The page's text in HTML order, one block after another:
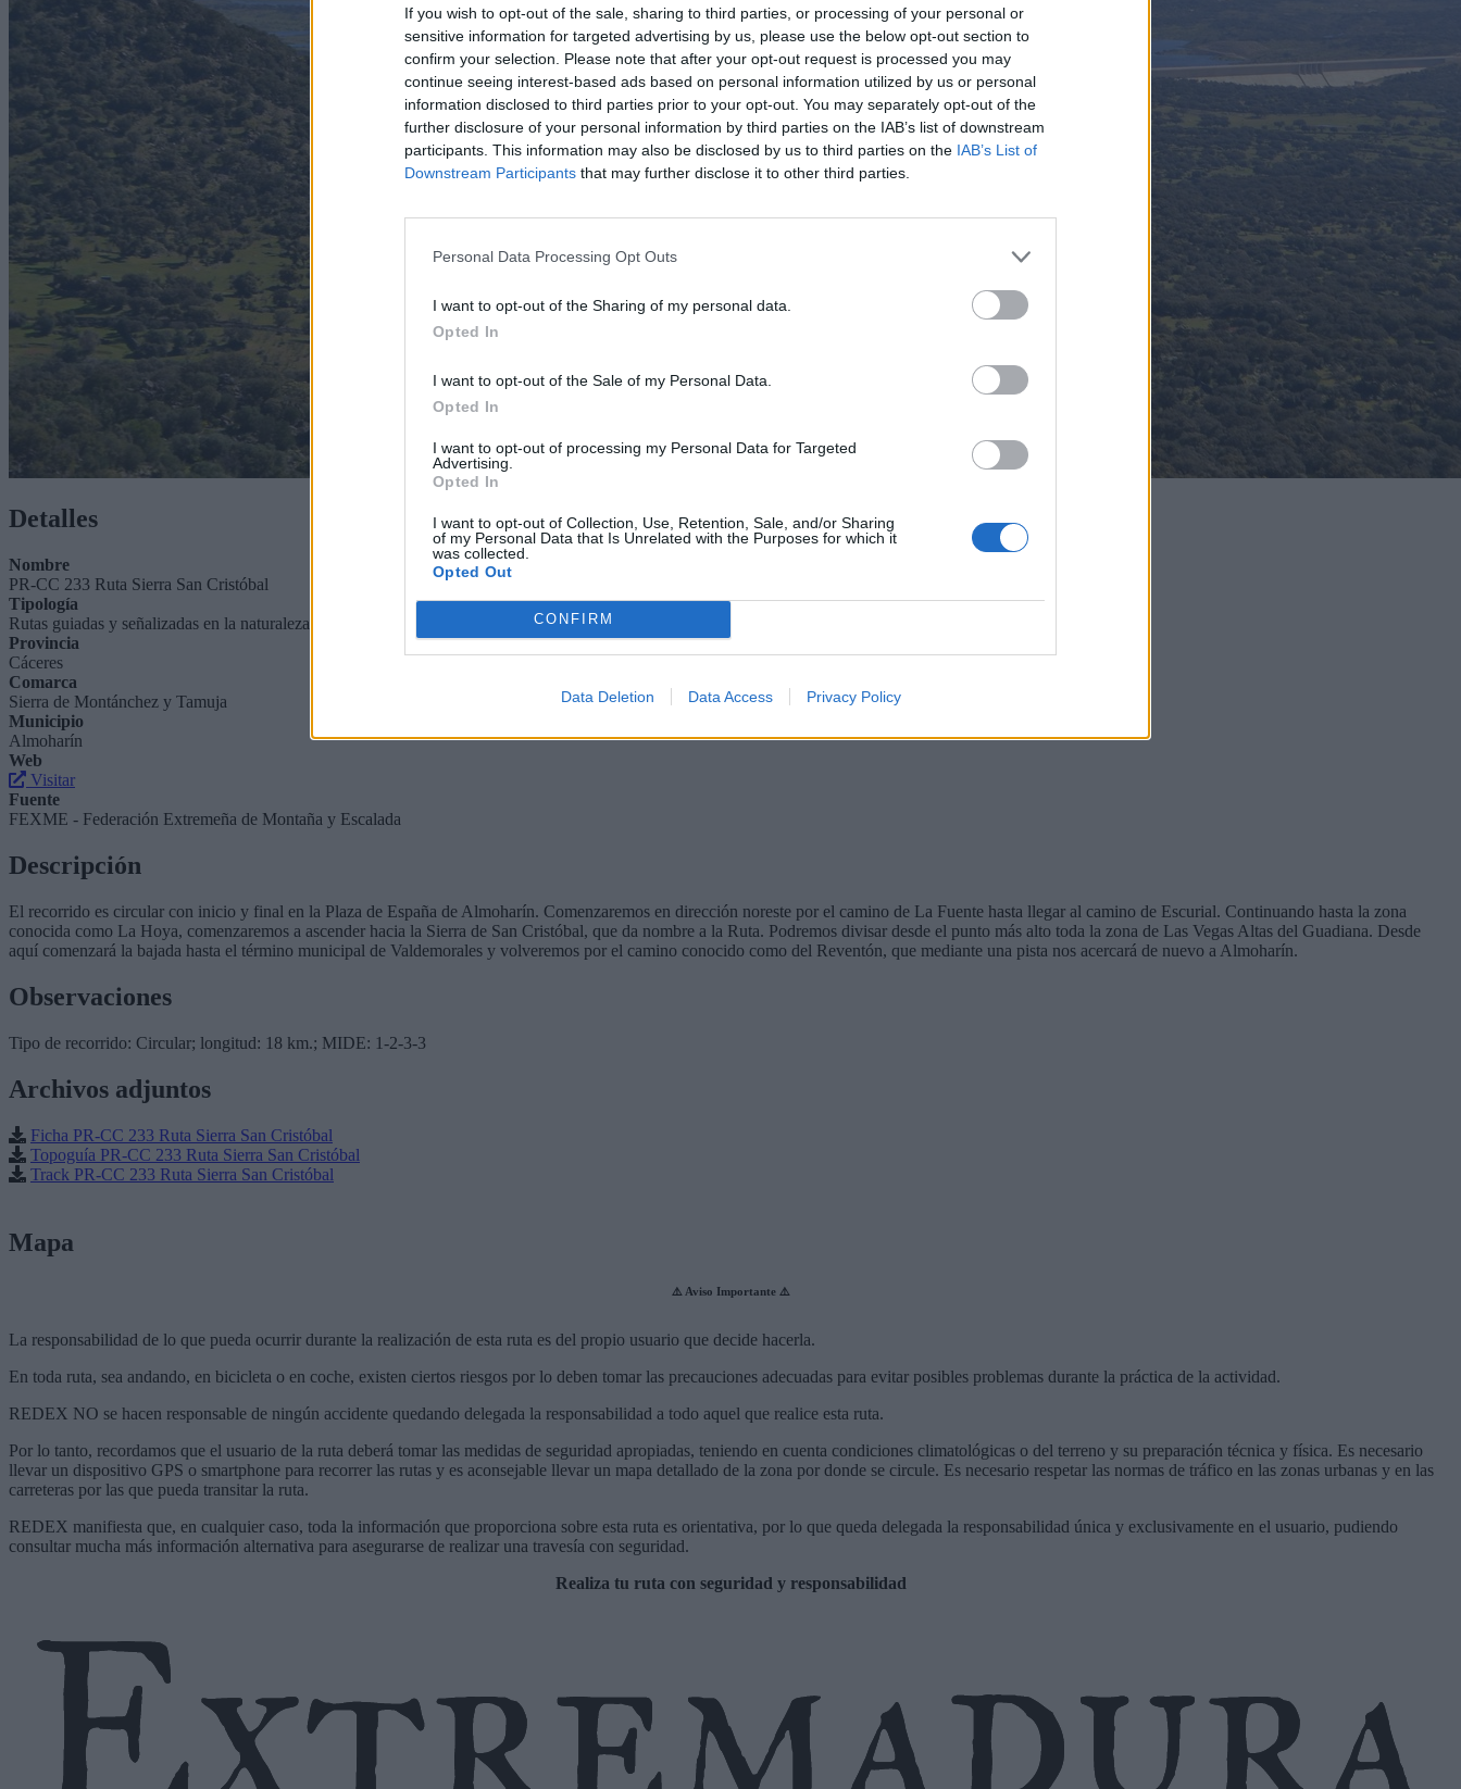
If you wish to opt-out of the sale, sharing to third parties, or processing of your personal or
sensitive information for targeted advertising by us, please use the below opt-out section to
confirm your selection. Please note that after your opt-out request is processed you may
continue seeing interest-based ads based on personal information utilized by us or personal
information disclosed to third parties prior to your opt-out. You may separately opt-out of the
further disclosure of your personal information by third parties on the IAB’s list of downstream
participants. This information may also be disclosed by us to third parties on the IAB’s List of
Downstream Participants that may further disclose it to other third parties.
Personal Data Processing Opt Outs
I want to opt-out of the Sharing of my personal data.
Opted In
I want to opt-out of the Sale of my Personal Data.
Opted In
I want to opt-out of processing my Personal Data for Targeted
Advertising.
Opted In
I want to opt-out of Collection, Use, Retention, Sale, and/or Sharing
of my Personal Data that Is Unrelated with the Purposes for which it
was collected.
Opted Out
CONFIRM
Data Deletion Data Access Privacy Policy
Detalles
Nombre
PR-CC 233 Ruta Sierra San Cristóbal
Tipología
Rutas guiadas y señalizadas en la naturaleza - Pequeño Recorrido (PR)
Provincia
Cáceres
Comarca
Sierra de Montánchez y Tamuja
Municipio
Almoharín
Web
Visitar
Fuente
FEXME - Federación Extremeña de Montaña y Escalada
Descripción
El recorrido es circular con inicio y final en la Plaza de España de Almoharín. Comenzaremos en dirección noreste por el camino de La Fuente hasta llegar al camino de Escurial. Continuando hasta la zona
conocida como La Hoya, comenzaremos a ascender hacia la Sierra de San Cristóbal, que da nombre a la Ruta. Podremos divisar desde el punto más alto toda la zona de Las Vegas Altas del Guadiana. Desde
aquí comenzará la bajada hasta el término municipal de Valdemorales y volveremos por el camino conocido como del Reventón, que mediante una pista nos acercará de nuevo a Almoharín.
Observaciones
Tipo de recorrido: Circular; longitud: 18 km.; MIDE: 1-2-3-3
Archivos adjuntos
Ficha PR-CC 233 Ruta Sierra San Cristóbal
Topoguía PR-CC 233 Ruta Sierra San Cristóbal
Track PR-CC 233 Ruta Sierra San Cristóbal
Mapa
⚠️ Aviso Importante ⚠️
La responsabilidad de lo que pueda ocurrir durante la realización de esta ruta es del propio usuario que decide hacerla.
En toda ruta, sea andando, en bicicleta o en coche, existen ciertos riesgos por lo deben tomar las precauciones adecuadas para evitar posibles problemas durante la práctica de la actividad.
REDEX NO se hacen responsable de ningún accidente quedando delegada la responsabilidad a todo aquel que realice esta ruta.
Por lo tanto, recordamos que el usuario de la ruta deberá tomar las medidas de seguridad apropiadas, teniendo en cuenta condiciones climatológicas o del terreno y su preparación técnica y física. Es necesario
llevar un dispositivo GPS o smartphone para recorrer las rutas y es aconsejable llevar un mapa detallado de la zona por donde se circule. Es necesario respetar las normas de tráfico en las zonas urbanas y en las
carreteras por las que pueda transitar la ruta.
REDEX manifiesta que, en cualquier caso, toda la información que proporciona sobre esta ruta es orientativa, por lo que queda delegada la responsabilidad única y exclusivamente en el usuario, pudiendo
consultar mucha más información alternativa para asegurarse de realizar una travesía con seguridad.
Realiza tu ruta con seguridad y responsabilidad